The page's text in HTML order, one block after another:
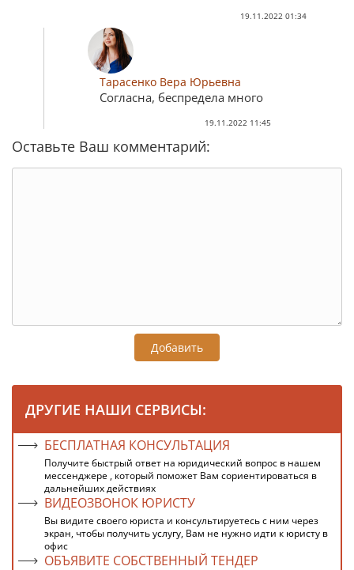
19.11.2022 01:34
Тарасенко Вера Юрьевна
Согласна, беспредела много
19.11.2022 11:45
Оставьте Ваш комментарий:
Добавить
ДРУГИЕ НАШИ СЕРВИСЫ:
БЕСПЛАТНАЯ КОНСУЛЬТАЦИЯ
Получите быстрый ответ на юридический вопрос в нашем
мессенджере , который поможет Вам сориентироваться в
дальнейших действиях
ВИДЕОЗВОНОК ЮРИСТУ
Вы видите своего юриста и консультируетесь с ним через
экран, чтобы получить услугу, Вам не нужно идти к юристу в
офис
ОБЪЯВИТЕ СОБСТВЕННЫЙ ТЕНДЕР